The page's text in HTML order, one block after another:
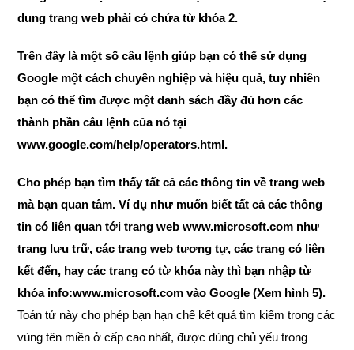
dung trang web phải có chứa từ khóa 2.
Trên đây là một số câu lệnh giúp bạn có thể sử dụng
Google một cách chuyên nghiệp và hiệu quả, tuy nhiên
bạn có thể tìm được một danh sách đầy đủ hơn các
thành phần câu lệnh của nó tại
www.google.com/help/operators.html.
Cho phép bạn tìm thấy tất cả các thông tin về trang web
mà bạn quan tâm. Ví dụ như muốn biết tất cả các thông
tin có liên quan tới trang web www.microsoft.com như
trang lưu trữ, các trang web tương tự, các trang có liên
kết đến, hay các trang có từ khóa này thì bạn nhập từ
khóa info:www.microsoft.com vào Google (Xem hình 5).
Toán tử này cho phép bạn hạn chế kết quả tìm kiếm trong các
vùng tên miền ở cấp cao nhất, được dùng chủ yếu trong